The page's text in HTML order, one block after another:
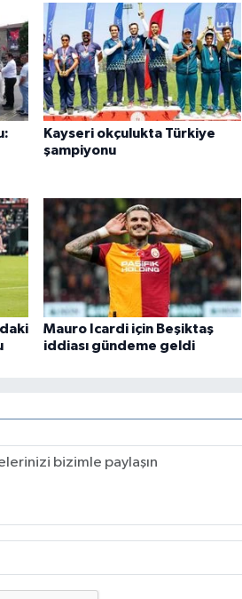
Kayseri okçulukta Türkiye
şampiyonu
Mauro Icardi için Beşiktaş
iddiası gündeme geldi